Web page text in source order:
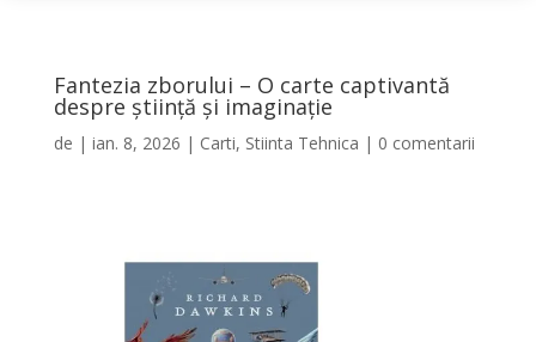
Fantezia zborului – O carte captivantă
despre știință și imaginație
de | ian. 8, 2026 | Carti, Stiinta Tehnica | 0 comentarii